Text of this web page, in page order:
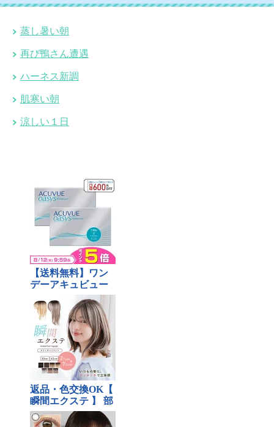
蒸し暑い朝
再び鴨さん遭遇
ハーネス新調
肌寒い朝
涼しい１日